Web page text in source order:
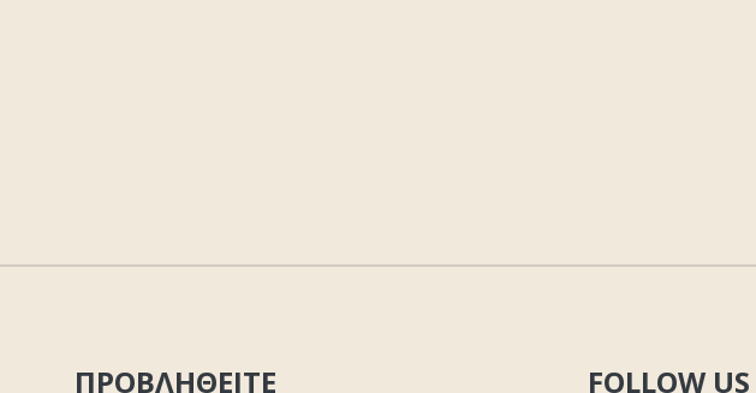
ΠΡΟΒΛΗΘΕΙΤΕ FOLLOW US